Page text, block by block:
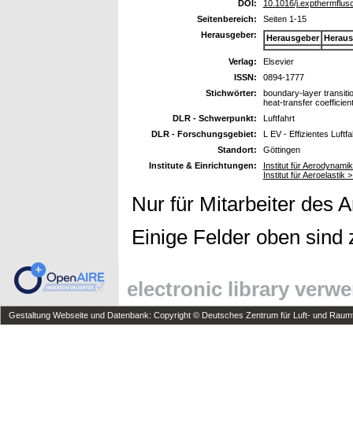
DOI:
10.1016/
Seitenbereich:
Seiten 1-15
Herausgeber:
Herausgeber
Verlag:
Elsevier
ISSN:
0894-1777
Stichwörter:
boundary-layer
heat-transfer coefficient
DLR - Schwerpunkt:
Luftfahrt
DLR - Forschungsgebiet:
L EV - Effizientes
Standort:
Göttingen
Institute & Einrichtungen:
Institut für
Institut für Aeroelastik
Nur für Mitarbeiter des
Einige Felder oben
electronic library
Gestaltung Webseite und Datenbank: Copyright © Deutsches Zentrum für Luft- und